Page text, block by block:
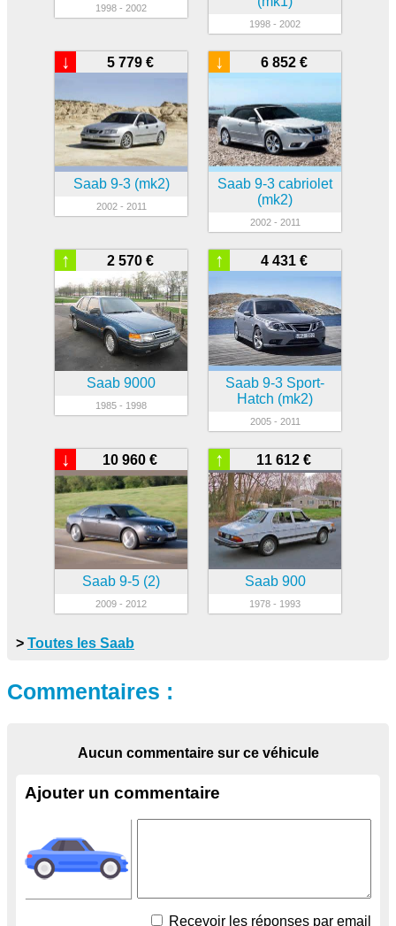
1998 - 2002
1998 - 2002
5 779 €
↓
Saab 9-3 (mk2)
2002 - 2011
6 852 €
↓
Saab 9-3 cabriolet
(mk2)
2002 - 2011
2 570 €
↑
Saab 9000
1985 - 1998
4 431 €
↑
Saab 9-3 Sport-
Hatch (mk2)
2005 - 2011
10 960 €
↓
Saab 9-5 (2)
2009 - 2012
11 612 €
↑
Saab 900
1978 - 1993
> Toutes les Saab
Commentaires :
Aucun commentaire sur ce véhicule
Ajouter un commentaire
Recevoir les réponses par email